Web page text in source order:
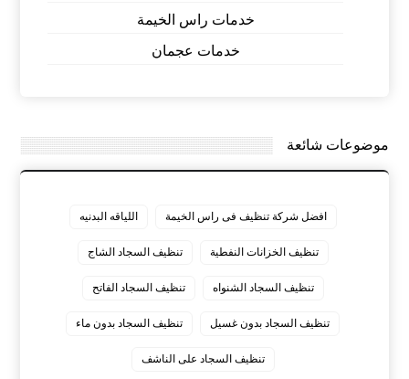
خدمات راس الخيمة
خدمات عجمان
موضوعات شائعة
افضل شركة تنظيف فى راس الخيمة اللياقه البدنيه
تنظيف الخزانات النفطية تنظيف السجاد الشاج
تنظيف السجاد الشنواه تنظيف السجاد الفاتح
تنظيف السجاد بدون غسيل تنظيف السجاد بدون ماء
تنظيف السجاد على الناشف